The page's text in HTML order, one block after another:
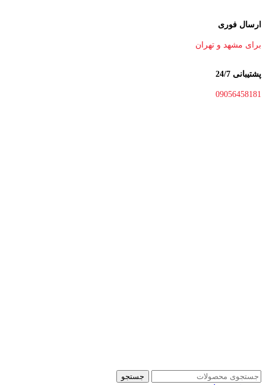
ارسال فوری
برای مشهد و تهران
پشتیبانی 24/7
09056458181
جستجو